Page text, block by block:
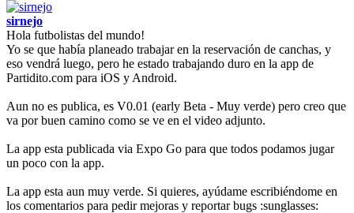
sirnejo
Hola futbolistas del mundo!
Yo se que había planeado trabajar en la reservación de canchas, y
eso vendrá luego, pero he estado trabajando duro en la app de
Partidito.com para iOS y Android.
Aun no es publica, es V0.01 (early Beta - Muy verde) pero creo que
va por buen camino como se ve en el video adjunto.
La app esta publicada via Expo Go para que todos podamos jugar
un poco con la app.
La app esta aun muy verde. Si quieres, ayúdame escribiéndome en
los comentarios para pedir mejoras y reportar bugs :sunglasses: